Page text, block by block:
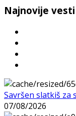
Najnovije vesti
Savršen slatkiš za
07/08/2026